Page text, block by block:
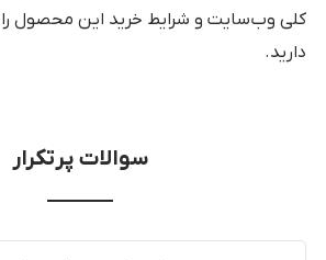
کلی وب‌سایت و شرایط خرید این محصول را
دارید.
سوالات پرتکرار